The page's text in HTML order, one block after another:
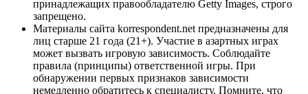
принадлежащих правообладателю Getty Images, строго
запрещено.
Материалы сайта korrespondent.net предназначены для
лиц старше 21 года (21+). Участие в азартных играх
может вызвать игровую зависимость. Соблюдайте
правила (принципы) ответственной игры. При
обнаружении первых признаков зависимости
немедленно обратитесь к специалисту. Помните, что